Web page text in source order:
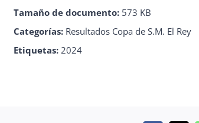
Tamaño de documento: 573 KB
Categorías: Resultados Copa de S.M. El Rey
Etiquetas: 2024